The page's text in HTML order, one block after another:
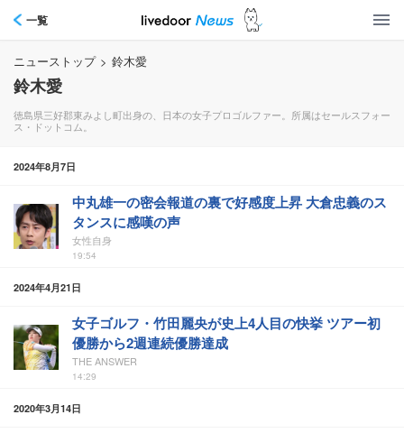
一覧
ニューストップ > 鈴木愛
鈴木愛
徳島県三好郡東みよし町出身の、日本の女子プロゴルファー。所属はセールスフォー
ス・ドットコム。
2024年8月7日
中丸雄一の密会報道の裏で好感度上昇 大倉忠義のス
タンスに感嘆の声
女性自身
19:54
2024年4月21日
女子ゴルフ・竹田麗央が史上4人目の快挙 ツアー初
優勝から2週連続優勝達成
THE ANSWER
14:29
2020年3月14日